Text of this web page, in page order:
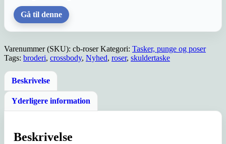
Gå til denne
Varenummer (SKU): cb-roser Kategori: Tasker, punge og poser
Tags: broderi, crossbody, Nyhed, roser, skuldertaske
Beskrivelse
Yderligere information
Beskrivelse